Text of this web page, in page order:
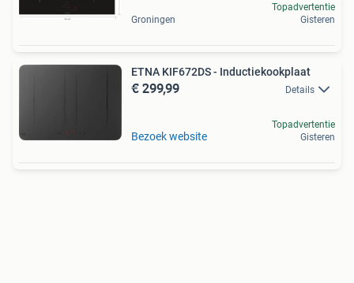
Groningen
Topadvertentie
Gisteren
ETNA KIF672DS - Inductiekookplaat
€ 299,99 Details
Bezoek website
Topadvertentie
Gisteren